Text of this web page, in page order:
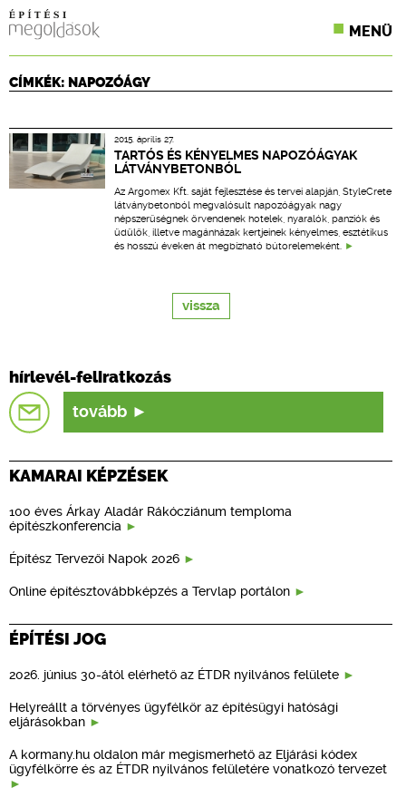
MENÜ
KONFERENCIÁK
CPR TERMÉKKIÍRÁS
ÉPÍTÉSI JOG
ONLINE KÉPZÉSEK
CÍMKÉK: NAPOZÓÁGY
2015. április 27.
TARTÓS ÉS KÉNYELMES NAPOZÓÁGYAK
LÁTVÁNYBETONBÓL
Az Argomex Kft. saját fejlesztése és tervei alapján, StyleCrete
látványbetonból megvalósult napozóágyak nagy
népszerűségnek örvendenek hotelek, nyaralók, panziók és
üdülők, illetve magánházak kertjeinek kényelmes, esztétikus
és hosszú éveken át megbízható bútorelemeként.
vissza
hírlevél-feliratkozás
tovább
KAMARAI KÉPZÉSEK
100 éves Árkay Aladár Rákócziánum temploma
építészkonferencia
Építész Tervezői Napok 2026
Online építésztovábbképzés a Tervlap portálon
ÉPÍTÉSI JOG
2026. június 30-ától elérhető az ÉTDR nyilvános felülete
Helyreállt a törvényes ügyfélkör az építésügyi hatósági
eljárásokban
A kormany.hu oldalon már megismerhető az Eljárási kódex
ügyfélkörre és az ÉTDR nyilvános felületére vonatkozó tervezet